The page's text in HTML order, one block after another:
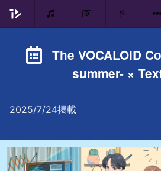
The VOCALOID
summer- ×
2025/7/24掲載